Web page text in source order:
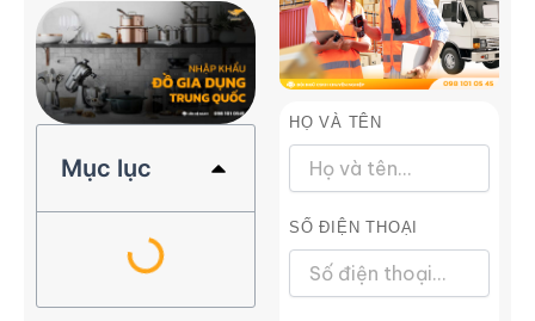
Mục lục
HỌ VÀ TÊN
SỐ ĐIỆN THOẠI